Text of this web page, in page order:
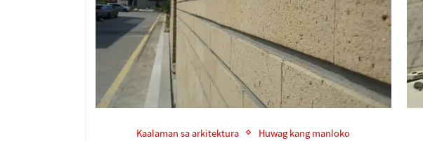
Kaalaman sa arkitektura Huwag kang manloko